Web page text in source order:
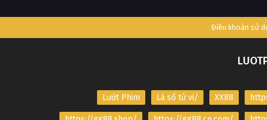
Điều khoản sử
Lướt Phim Lá số tử vi/ XX88